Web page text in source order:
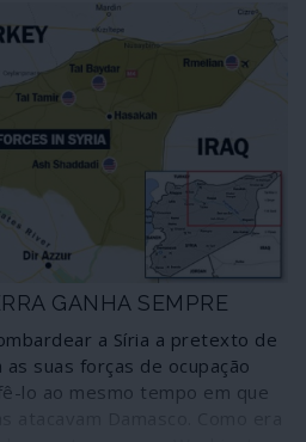
prática quotidiana. Valerá a
Internacional retirou o
consciência”, uma atitude tão
se contra os interesses dos
irá demonstrar-se que
extrema-direita, xenófobo,
bom convívio com os
e manobrador político mais
sociedade russa. Depois que
sobre o que faz correr
contra a Rússia,
foi atribuído no guião escrito
GANHA SEMPRE
a Síria a pretexto de
suas forças de ocupação
lo ao mesmo tempo em que